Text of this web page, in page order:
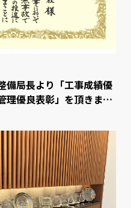
備局長より「工事成績優
理優良表彰」を頂きまし